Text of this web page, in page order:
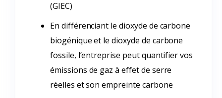
(GIEC)
En différenciant le dioxyde de carbone
biogénique et le dioxyde de carbone
fossile, l’entreprise peut quantifier vos
émissions de gaz à effet de serre
réelles et son empreinte carbone